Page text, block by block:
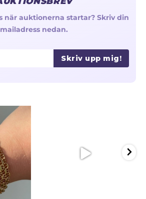
när auktionerna startar? Skriv din
mailadress nedan.
Skriv upp mig!